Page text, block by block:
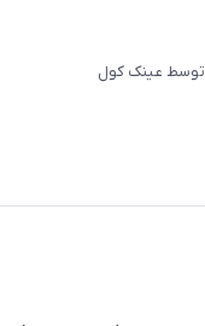
توسط عینک کول